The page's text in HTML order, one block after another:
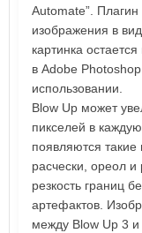
Automate”.
изображения в
картинка
в Adobe
использовании.
Blow Up может
пикселей в
появляются
расчески, ореол
резкость границ
артефактов.
между Blow Up 3